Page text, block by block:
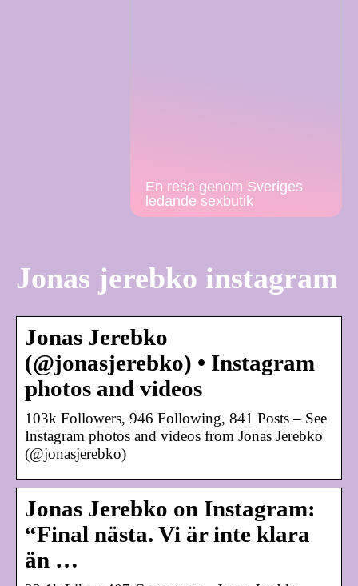
En resa genom Sveriges
ledande sexbutik
Jonas jerebko instagram
Jonas Jerebko
(@jonasjerebko) • Instagram
photos and videos
103k Followers, 946 Following, 841 Posts – See
Instagram photos and videos from Jonas Jerebko
(@jonasjerebko)
Jonas Jerebko on Instagram:
“Final nästa. Vi är inte klara
än …